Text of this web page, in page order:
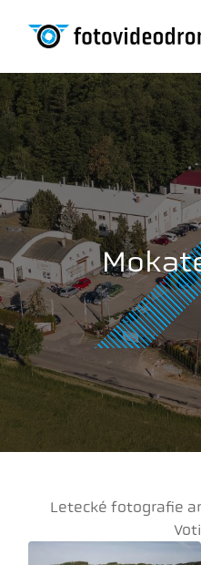
Letecké fotografie